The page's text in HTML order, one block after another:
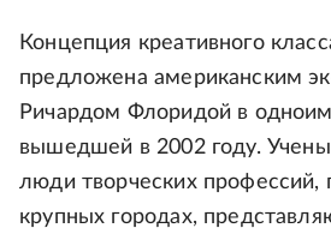
Концепция креативного
предложена американским
Ричардом Флоридой в
вышедшей в 2002 году.
люди творческих
крупных городах,